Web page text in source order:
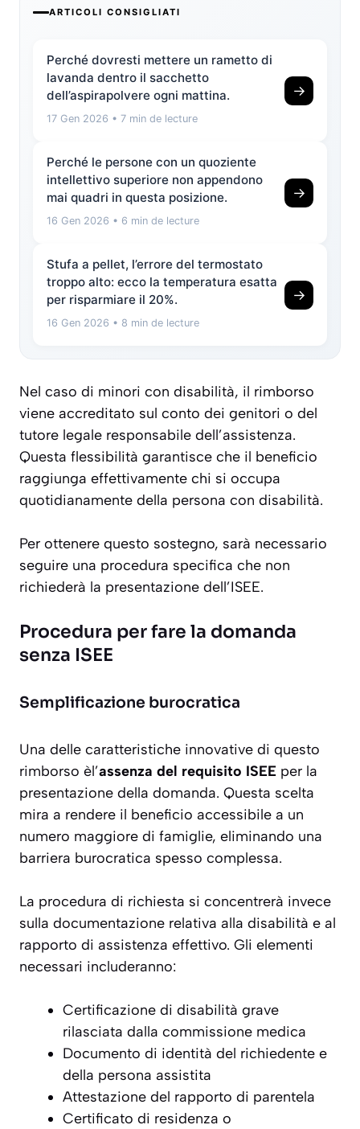
ARTICOLI CONSIGLIATI
Perché dovresti mettere un rametto di
lavanda dentro il sacchetto
dell’aspirapolvere ogni mattina.
17 Gen 2026 • 7 min de lecture
→
Perché le persone con un quoziente
intellettivo superiore non appendono
mai quadri in questa posizione.
16 Gen 2026 • 6 min de lecture
→
Stufa a pellet, l’errore del termostato
troppo alto: ecco la temperatura esatta
per risparmiare il 20%.
16 Gen 2026 • 8 min de lecture
→
Nel caso di minori con disabilità, il rimborso
viene accreditato sul conto dei genitori o del
tutore legale responsabile dell’assistenza.
Questa flessibilità garantisce che il beneficio
raggiunga effettivamente chi si occupa
quotidianamente della persona con disabilità.
Per ottenere questo sostegno, sarà necessario
seguire una procedura specifica che non
richiederà la presentazione dell’ISEE.
Procedura per fare la domanda
senza ISEE
Semplificazione burocratica
Una delle caratteristiche innovative di questo
rimborso èl’assenza del requisito ISEE per la
presentazione della domanda. Questa scelta
mira a rendere il beneficio accessibile a un
numero maggiore di famiglie, eliminando una
barriera burocratica spesso complessa.
La procedura di richiesta si concentrerà invece
sulla documentazione relativa alla disabilità e al
rapporto di assistenza effettivo. Gli elementi
necessari includeranno:
Certificazione di disabilità grave
rilasciata dalla commissione medica
Documento di identità del richiedente e
della persona assistita
Attestazione del rapporto di parentela
Certificato di residenza o